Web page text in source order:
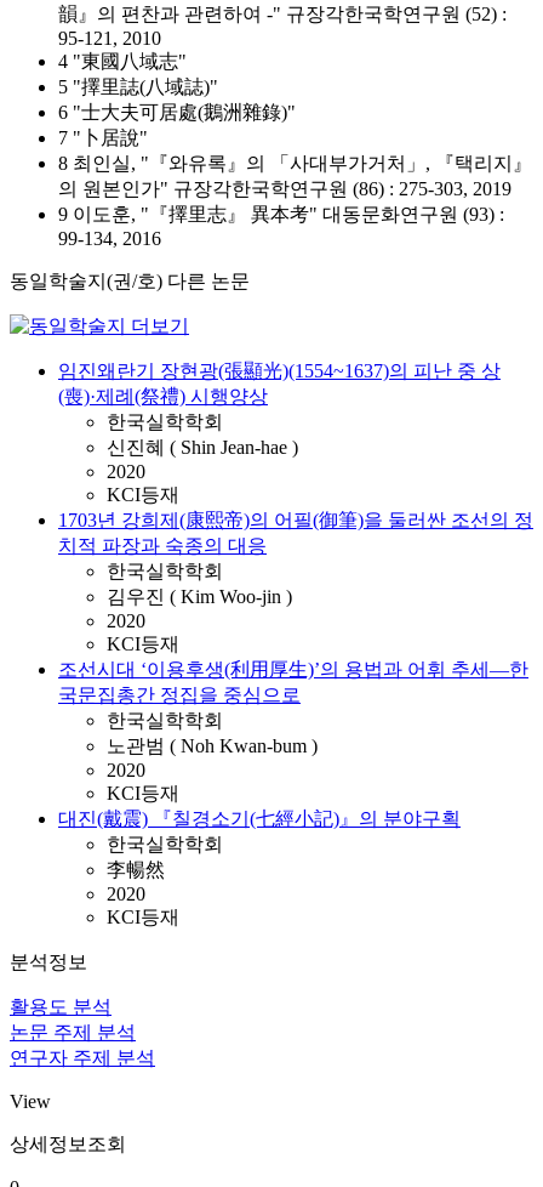
韻』의 편찬과 관련하여 -" 규장각한국학연구원 (52) :
95-121, 2010
4 "東國八域志"
5 "擇里誌(八域誌)"
6 "士大夫可居處(鵝洲雜錄)"
7 "卜居說"
8 최인실, "『와유록』의 「사대부가거처」, 『택리지』
의 원본인가" 규장각한국학연구원 (86) : 275-303, 2019
9 이도훈, "『擇里志』 異本考" 대동문화연구원 (93) :
99-134, 2016
동일학술지(권/호) 다른 논문
임진왜란기 장현광(張顯光)(1554~1637)의 피난 중 상
(喪)·제례(祭禮) 시행양상
한국실학학회
신진혜 ( Shin Jean-hae )
2020
KCI등재
1703년 강희제(康熙帝)의 어필(御筆)을 둘러싼 조선의 정
치적 파장과 숙종의 대응
한국실학학회
김우진 ( Kim Woo-jin )
2020
KCI등재
조선시대 ‘이용후생(利用厚生)’의 용법과 어휘 추세―한
국문집총간 정집을 중심으로
한국실학학회
노관범 ( Noh Kwan-bum )
2020
KCI등재
대진(戴震) 『칠경소기(七經小記)』의 분야구획
한국실학학회
李暢然
2020
KCI등재
분석정보
활용도 분석
논문 주제 분석
연구자 주제 분석
View
상세정보조회